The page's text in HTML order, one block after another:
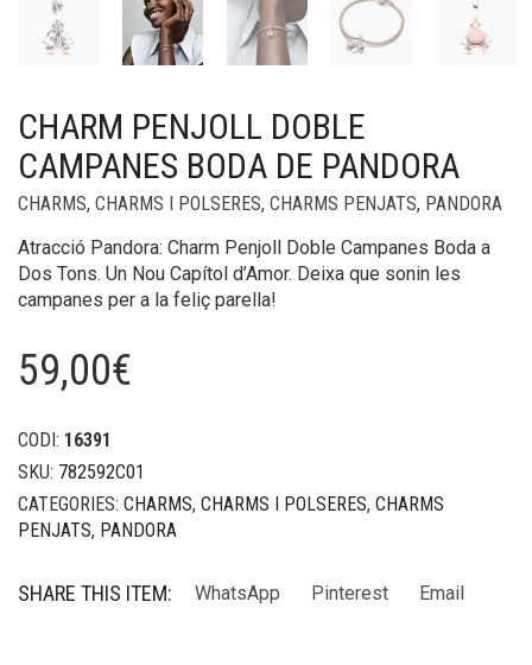
CHARM PENJOLL DOBLE
CAMPANES BODA DE PANDORA
CHARMS, CHARMS I POLSERES, CHARMS PENJATS, PANDORA
Atracció Pandora: Charm Penjoll Doble Campanes Boda a
Dos Tons. Un Nou Capítol d’Amor. Deixa que sonin les
campanes per a la feliç parella!
59,00€
CODI: 16391
SKU: 782592C01
CATEGORIES: CHARMS, CHARMS I POLSERES, CHARMS
PENJATS, PANDORA
SHARE THIS ITEM: WhatsApp Pinterest Email